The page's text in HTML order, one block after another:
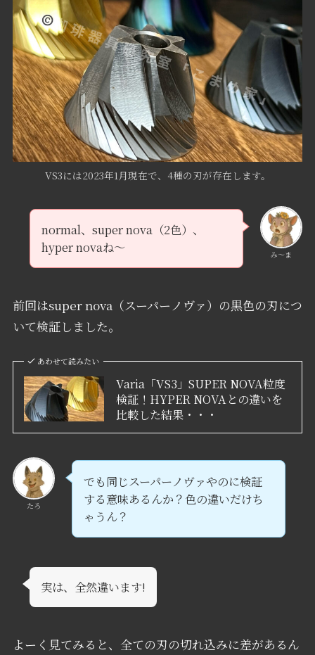
VS3には2023年1月現在で、4種の刃が存在します。
み〜ま
normal、super nova（2色）、
hyper novaね～
前回はsuper nova（スーパーノヴァ）の黒色の刃につ
いて検証しました。
あわせて読みたい
Varia「VS3」SUPER NOVA粒度
検証！HYPER NOVAとの違いを
比較した結果・・・
たろ
でも同じスーパーノヴァやのに検証
する意味あるんか？色の違いだけち
ゃうん？
実は、全然違います!
よーく見てみると、全ての刃の切れ込みに差があるん